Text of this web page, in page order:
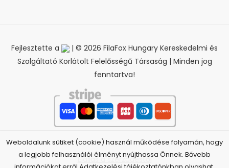
Fejlesztette a
| © 2026 FilaFox Hungary Kereskedelmi és
Szolgáltató Korlátolt Felelősségű Társaság | Minden jog
fenntartva!
Weboldalunk sütiket (cookie) használ működése folyamán, hogy
a legjobb felhasználói élményt nyújthassa Önnek. Bővebb
Elállás a szerződéstől